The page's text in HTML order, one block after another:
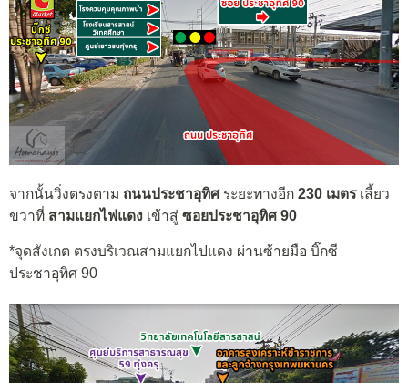
จากนั้นวิ่งตรงตาม ถนนประชาอุทิศระยะทางอีก 230 เมตรเลี้ยว
ขวาที่ สามแยกไฟแดง เข้าสู่ ซอยประชาอุทิศ 90
*จุดสังเกต ตรงบริเวณสามแยกไปแดง ผ่านซ้ายมือ บิ๊กซี
ประชาอุทิศ 90